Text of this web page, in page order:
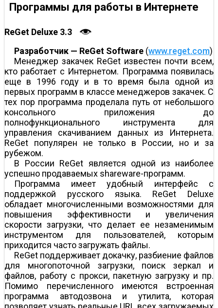
Программы для работы в Интернете
ReGet Deluxe 3.3
Разработчик — ReGet Software (www.reget.com)
Менеджер закачек ReGet известен почти всем,
кто работает с Интернетом. Программа появилась
еще в 1996 году и в то время была одной из
первых программ в классе менеджеров закачек. С
тех пор программа проделала путь от небольшого
консольного приложения до
полнофункционального инструмента для
управления скачиванием данных из Интернета.
ReGet популярен не только в России, но и за
рубежом.
В России ReGet является одной из наиболее
успешно продаваемых shareware-программ.
Программа имеет удобный интерфейс с
поддержкой русского языка. ReGet Deluxe
обладает многочисленными возможностями для
повышения эффективности и увеличения
скорости загрузки, что делает ее незаменимым
инструментом для пользователей, которым
приходится часто загружать файлы.
ReGet поддерживает докачку, разбиение файлов
для многопоточной загрузки, поиск зеркал и
файлов, работу с прокси, пакетную загрузку и пр.
Помимо перечисленного имеются встроенная
программа автодозвона и утилита, которая